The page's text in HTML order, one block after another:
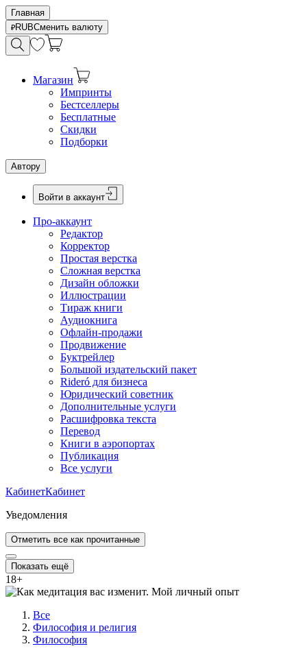
Главная
RUBСменить валюту
Магазин
Импринты
Бестселлеры
Бесплатные
Скидки
Подборки
Автору
Войти в аккаунт
Про-аккаунт
Редактор
Корректор
Простая верстка
Сложная верстка
Дизайн обложки
Иллюстрации
Тираж книги
Аудиокнига
Офлайн-продажи
Продвижение
Буктрейлер
Большой издательский пакет
Rideró для бизнеса
Юридический советник
Дополнительные услуги
Расшифровка текста
Перевод
Книги в аэропортах
Публикация
Все услуги
КабинетКабинет
Уведомления
Отметить все как прочитанные
Показать ещё
18+
Все
Философия и религия
Философия